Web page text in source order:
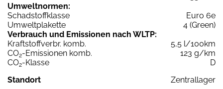
Umweltnormen:
Schadstoffklasse
Euro 6e
Umweltplakette
4 (Green)
Verbrauch und Emissionen nach WLTP:
Kraftstoffverbr. komb.
5,5 l/100km
CO2-Emissionen komb.
123 g/km
CO2-Klasse
D
Standort
Zentrallager